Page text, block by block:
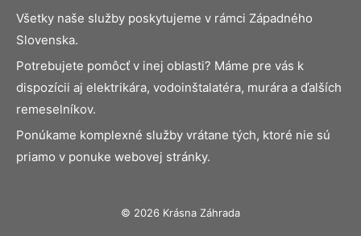
Všetky naše služby poskytujeme v rámci Západného
Slovenska.
Potrebujete pomôcť v inej oblasti? Máme pre vás k
dispozícii aj elektrikára, vodoinštalatéra, murára a ďalších
remeselníkov.
Ponúkame komplexné služby vrátane tých, ktoré nie sú
priamo v ponuke webovej stránky.
© 2026 Krásna Záhrada